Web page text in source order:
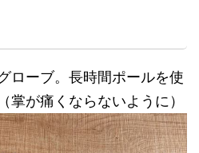
ローブ。長時間ポールを使
掌が痛くならないように）